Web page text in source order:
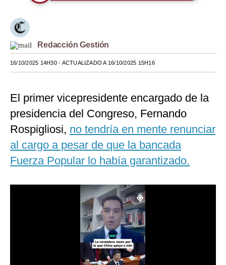
Moda
Estilos
Mundo
EEUU
España
Internacional
Tecnología
Club del Suscriptor
Mix
Redacción Gestión
16/10/2025 14H30- ACTUALIZADO A 16/10/2025 15H16
El primer vicepresidente encargado de la
presidencia del Congreso, Fernando
Rospigliosi, no tendría en mente renunciar
al cargo a pesar de que la bancada
Fuerza Popular lo había garantizado.